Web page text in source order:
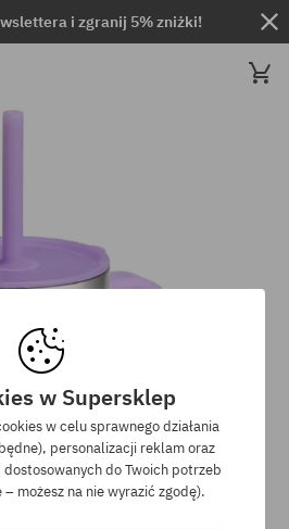
i zgranij 5% zniżki!
w Supersklep
w celu sprawnego działania
personalizacji reklam oraz
dostosowanych do Twoich potrzeb
możesz na nie wyrazić zgodę).